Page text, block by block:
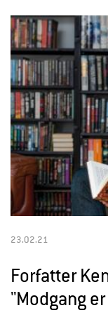
23.02.21
Forfatter
"Modgang